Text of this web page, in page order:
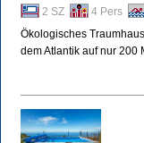
2 SZ 4 Pers
Ökologisches
dem Atlantik auf nur 200